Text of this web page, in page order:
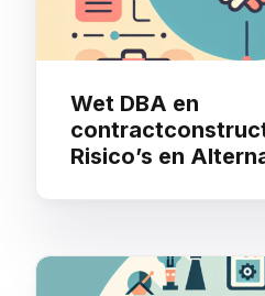
Wet DBA en
Risico’s en